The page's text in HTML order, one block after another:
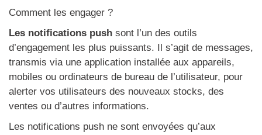
Comment les engager ?
Les notifications push sont l’un des outils
d’engagement les plus puissants. Il s’agit de messages,
transmis via une application installée aux appareils,
mobiles ou ordinateurs de bureau de l’utilisateur, pour
alerter vos utilisateurs des nouveaux stocks, des
ventes ou d’autres informations.
Les notifications push ne sont envoyées qu’aux